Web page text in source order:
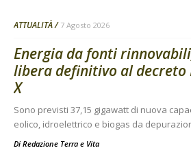
ATTUALITÀ 7 Agosto 2026
Energia da fonti
libera definitivo al decreto
X
Sono previsti 37,15 gigawatt di nuova
eolico, idroelettrico e biogas da
Di Redazione Terra e Vita